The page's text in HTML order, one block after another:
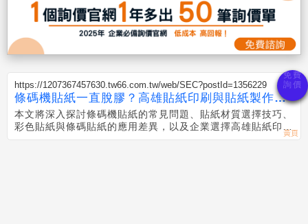
https://1207367457630.tw66.com.tw/web/SEC?postId=1356229
條碼機貼紙一直脫膠？高雄貼紙印刷與貼紙製作完
整解析
本文將深入探討條碼機貼紙的常見問題、貼紙材質選擇技巧、
彩色貼紙與條碼貼紙的應用差異，以及企業選擇高雄貼紙印刷
服務時的重要考量